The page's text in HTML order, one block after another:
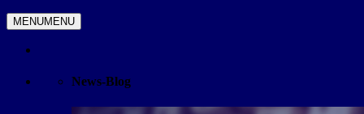
MENUMENU
News-Blog